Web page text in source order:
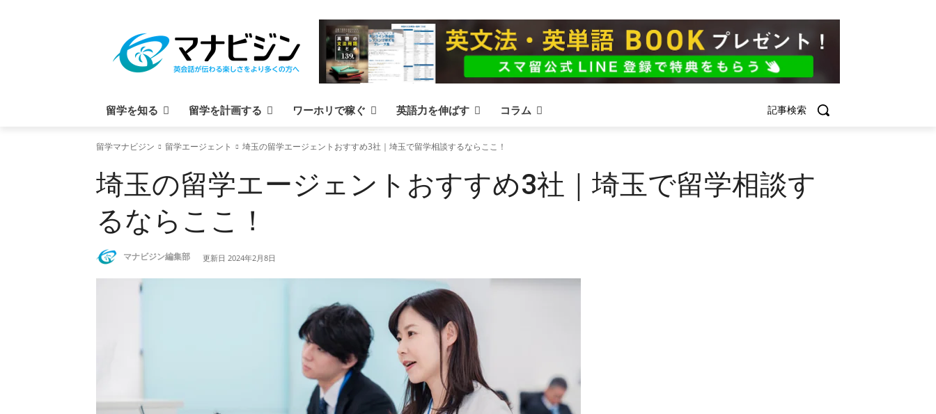
留学を知る 留学を計画する ワーホリで稼ぐ 英語力を伸ばす コラム 記事検索
留学マナビジン 留学エージェント 埼玉の留学エージェントおすすめ3社｜埼玉で留学相談するならここ！
埼玉の留学エージェントおすすめ3社｜埼玉で留学相談す
るならここ！
マナビジン編集部 更新日 2024年2月8日